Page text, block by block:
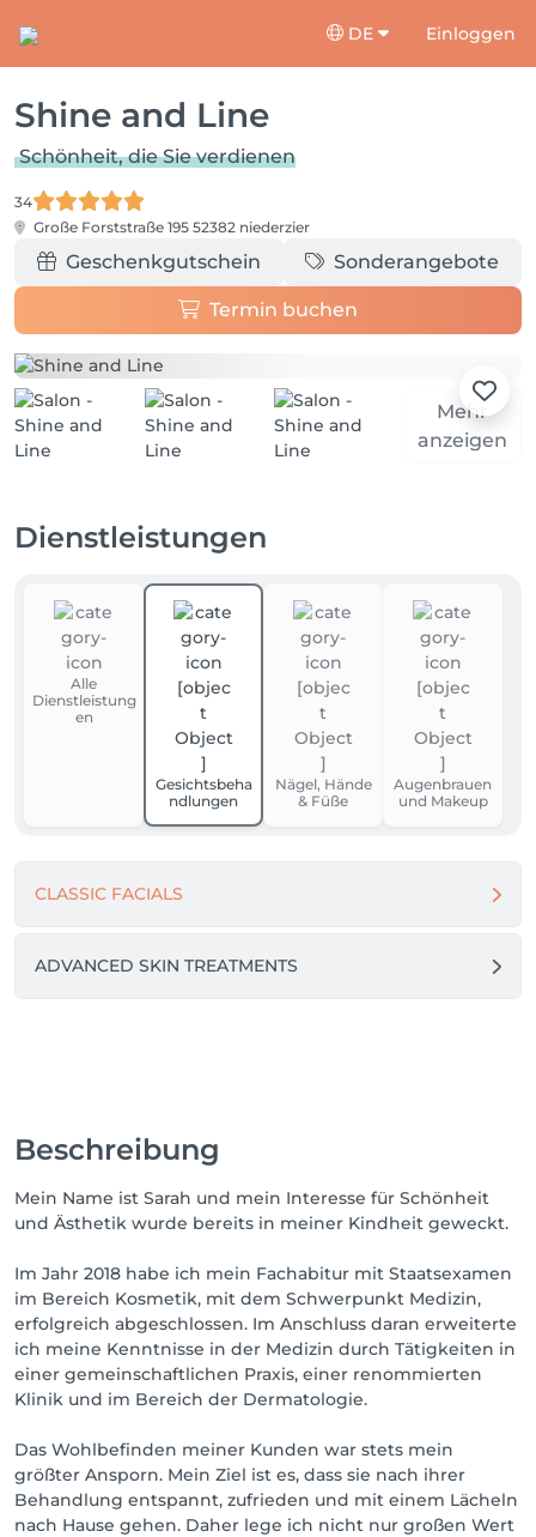
DE Einloggen
Shine and Line
Schönheit, die Sie verdienen
34
Große Forststraße 195 52382 niederzier
Geschenkgutschein Sonderangebote
Termin buchen
Mehr
anzeigen
Dienstleistungen
Alle
Dienstleistung
en
Gesichtsbeha
ndlungen
Nägel, Hände
& Füße
Augenbrauen
und Makeup
CLASSIC FACIALS
ADVANCED SKIN TREATMENTS
Beschreibung
Mein Name ist Sarah und mein Interesse für Schönheit
und Ästhetik wurde bereits in meiner Kindheit geweckt.
Im Jahr 2018 habe ich mein Fachabitur mit Staatsexamen
im Bereich Kosmetik, mit dem Schwerpunkt Medizin,
erfolgreich abgeschlossen. Im Anschluss daran erweiterte
ich meine Kenntnisse in der Medizin durch Tätigkeiten in
einer gemeinschaftlichen Praxis, einer renommierten
Klinik und im Bereich der Dermatologie.
Das Wohlbefinden meiner Kunden war stets mein
größter Ansporn. Mein Ziel ist es, dass sie nach ihrer
Behandlung entspannt, zufrieden und mit einem Lächeln
nach Hause gehen. Daher lege ich nicht nur großen Wert